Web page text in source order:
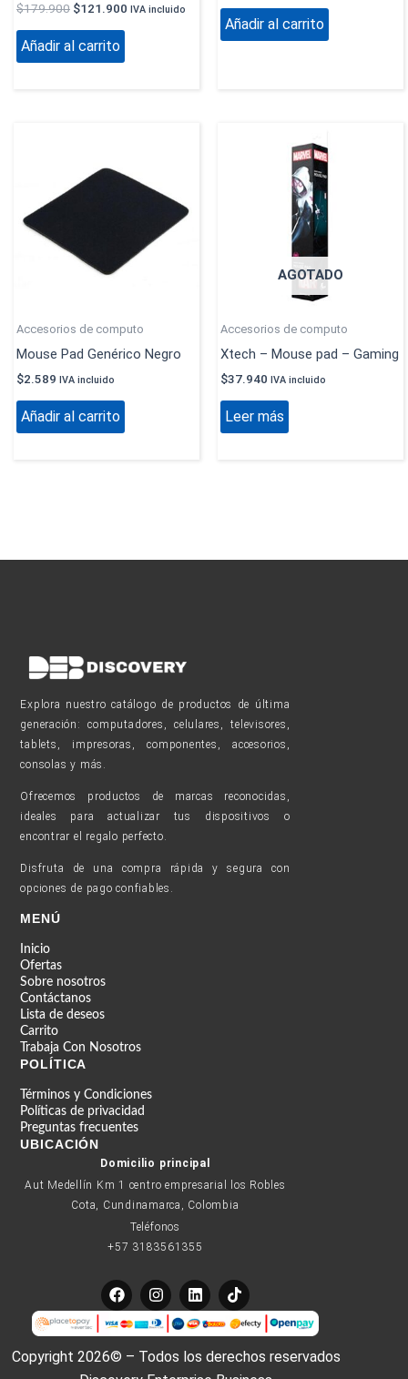
$179.900 $121.900 IVA incluido
Añadir al carrito
Añadir al carrito
Accesorios de computo
Mouse Pad Genérico Negro
$2.589 IVA incluido
Añadir al carrito
AGOTADO
Accesorios de computo
Xtech – Mouse pad – Gaming
$37.940 IVA incluido
Leer más
Explora nuestro catálogo de productos de última
generación: computadores, celulares, televisores,
tablets, impresoras, componentes, accesorios,
consolas y más.
Ofrecemos productos de marcas reconocidas,
ideales para actualizar tus dispositivos o
encontrar el regalo perfecto.
Disfruta de una compra rápida y segura con
opciones de pago confiables.
MENÚ
Inicio
Ofertas
Sobre nosotros
Contáctanos
Lista de deseos
Carrito
Trabaja Con Nosotros
POLÍTICA
Términos y Condiciones
Políticas de privacidad
Preguntas frecuentes
UBICACIÓN
Domicilio principal
Aut Medellín Km 1 centro empresarial los Robles
Cota, Cundinamarca, Colombia
Teléfonos
+57 3183561355
F
a
c
e
b
o
I
n
s
t
a
g
L
i
n
k
d
T
i
k
t
k
Copyright 2026© – Todos los derechos reservados